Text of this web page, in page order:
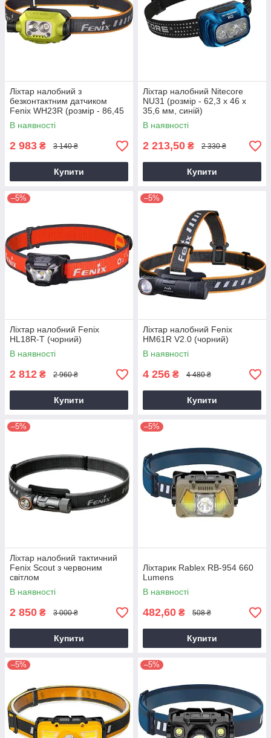
Ліхтар налобний з
безконтактним датчиком
Fenix ​​WH23R (розмір - 86,45
x 45 x 43,72 мм, салатовий)
В наявності
2 983 ₴ 3 140 ₴
Купити
Ліхтар налобний Nitecore
NU31 (розмір - 62,3 х 46 х
35,6 мм, синій)
В наявності
2 213,50 ₴ 2 330 ₴
Купити
–5%
Ліхтар налобний Fenix ​​
HL18R-T (чорний)
В наявності
2 812 ₴ 2 960 ₴
Купити
–5%
Ліхтар налобний Fenix ​​
HM61R V2.0 (чорний)
В наявності
4 256 ₴ 4 480 ₴
Купити
–5%
Ліхтар налобний тактичний
Fenix Scout з червоним
світлом
В наявності
2 850 ₴ 3 000 ₴
Купити
–5%
Ліхтарик Rablex RB-954 660
Lumens
В наявності
482,60 ₴ 508 ₴
Купити
–5% –5%